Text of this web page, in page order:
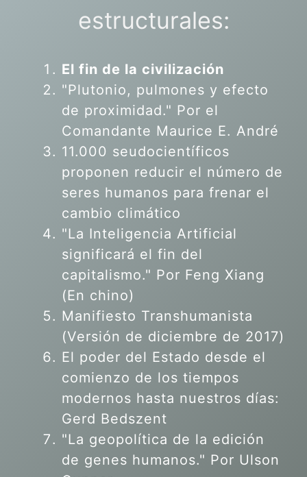
estructurales:
El fin de la civilización
"Plutonio, pulmones y efecto
de proximidad." Por el
Comandante Maurice E. André
11.000 seudocientíficos
proponen reducir el número de
seres humanos para frenar el
cambio climático
"La Inteligencia Artificial
significará el fin del
capitalismo." Por Feng Xiang
(En chino)
Manifiesto Transhumanista
(Versión de diciembre de 2017)
El poder del Estado desde el
comienzo de los tiempos
modernos hasta nuestros días:
Gerd Bedszent
"La geopolítica de la edición
de genes humanos." Por Ulson